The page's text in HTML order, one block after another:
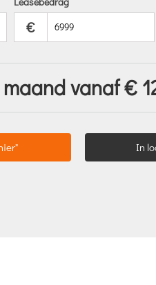
€
maand vanaf €
In